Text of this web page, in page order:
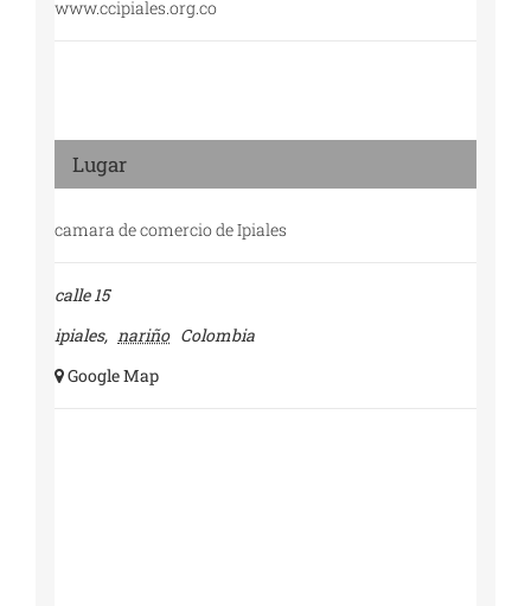
www.ccipiales.org.co
Lugar
camara de comercio de Ipiales
calle 15
ipiales, nariño Colombia
+ Google Map